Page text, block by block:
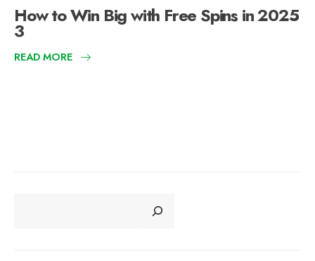
How to Win Big with Free Spins in 2025
3
READ MORE